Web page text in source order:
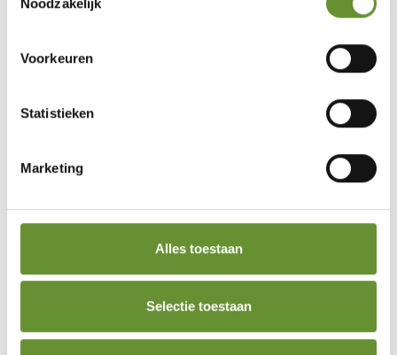
Voorkeuren
Statistieken
Marketing
Alles toestaan
Selectie toestaan